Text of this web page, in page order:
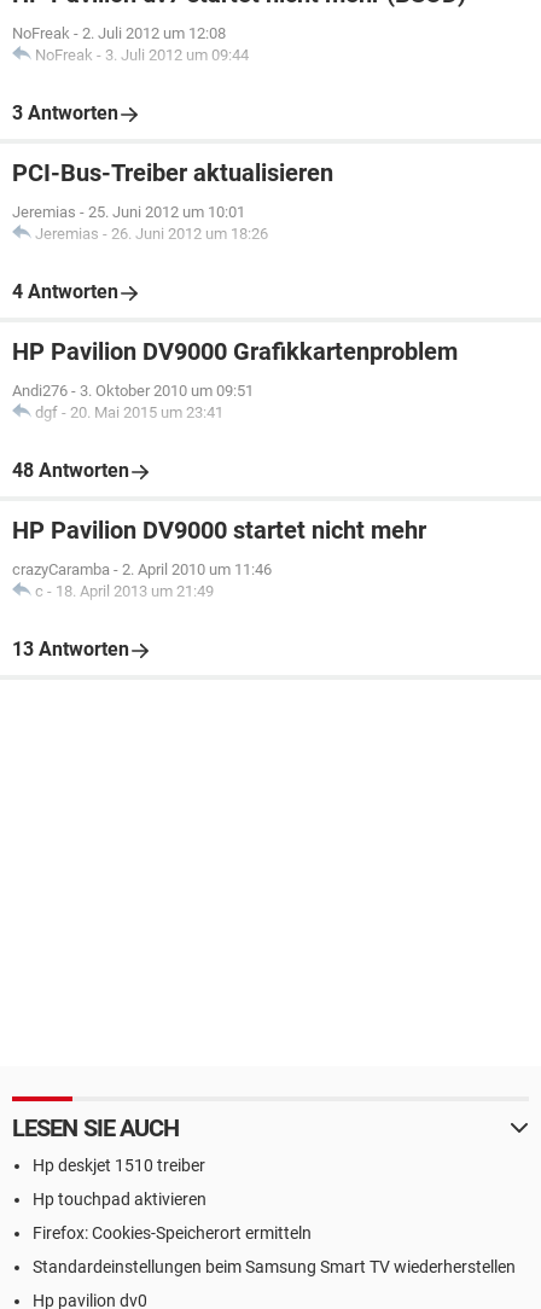
NoFreak - 2. Juli 2012 um 12:08
NoFreak - 3. Juli 2012 um 09:44
3 Antworten
PCI-Bus-Treiber aktualisieren
Jeremias - 25. Juni 2012 um 10:01
Jeremias - 26. Juni 2012 um 18:26
4 Antworten
HP Pavilion DV9000 Grafikkartenproblem
Andi276 - 3. Oktober 2010 um 09:51
dgf - 20. Mai 2015 um 23:41
48 Antworten
HP Pavilion DV9000 startet nicht mehr
crazyCaramba - 2. April 2010 um 11:46
c - 18. April 2013 um 21:49
13 Antworten
LESEN SIE AUCH
Hp deskjet 1510 treiber
Hp touchpad aktivieren
Firefox: Cookies-Speicherort ermitteln
Standardeinstellungen beim Samsung Smart TV wiederherstellen
Hp pavilion dv0